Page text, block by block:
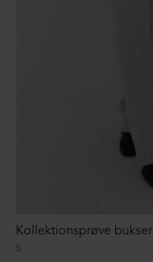
S
Kollektionsprøve bukser